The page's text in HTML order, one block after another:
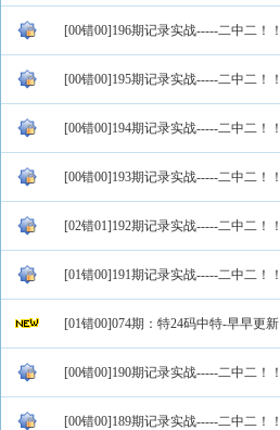
[00错00]196期记录实战-----二中二！！
[00错00]195期记录实战-----二中二！！
[00错00]194期记录实战-----二中二！！
[00错00]193期记录实战-----二中二！！
[02错01]192期记录实战-----二中二！！
[01错00]191期记录实战-----二中二！！
[01错00]074期：特24码中特-早早更新
[00错00]190期记录实战-----二中二！！
[00错00]189期记录实战-----二中二！！